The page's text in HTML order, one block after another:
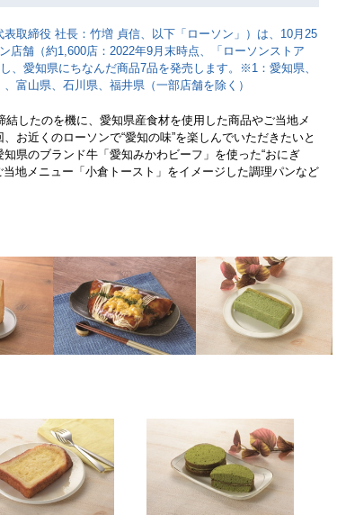
取締役 社長：竹増 貞信、以下「ローソン」）は、10月25
舗（約1,600店：2022年9月末時点、「ローソンストア
、愛知県にちなんだ商品7品を発売します。※1：愛知県、
富山県、石川県、福井県（一部店舗を除く）
したのを機に、愛知県産食材を使用した商品やご当地メ
お近くのローソンで“愛知の味”を楽しんでいただきたいと
県のブランド牛「愛知みかわビーフ」を使った“おにぎ
当地メニュー「小倉トースト」をイメージした調理パンなど